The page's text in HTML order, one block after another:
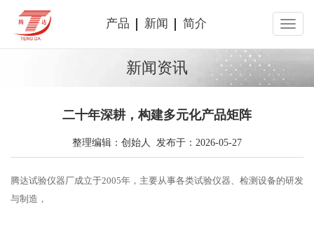
产品 新闻 简介
新闻资讯
二十年深耕，构建多元化产品矩阵
整理编辑：创始人 发布于：2026-05-27
腾达试验仪器厂成立于2005年，主要从事各类试验仪器、检测设备的研发
与制造，